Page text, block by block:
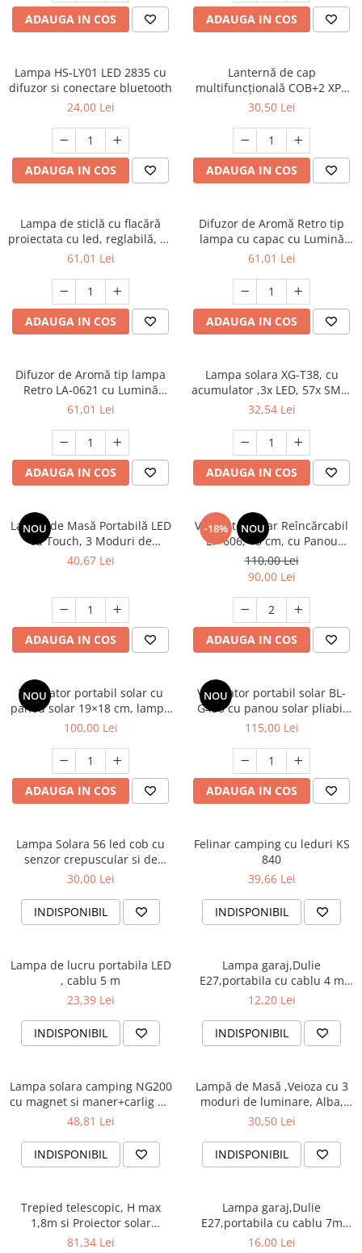
Lampi emergente
Spoturi led pe sina
Multimetru Digital
Prelungitoare/Derulatoare
Starter/Droser
Triplu Stecher
Întrerupătoare/Comutatoare
Ştechere/Stecher adaptor
Ţeavă PVC
ADAUGA IN COS ADAUGA IN COS
Lampa HS-LY01 LED 2835 cu
difuzor si conectare bluetooth
24,00 Lei
ADAUGA IN COS
Lanternă de cap
multifuncțională COB+2 XPE
cu senzor de miscare( de
30,50 Lei
ADAUGA IN COS
Lampa de sticlă cu flacără
proiectata cu led, reglabilă, cu
senzor de mișcare, control,
reincarcabilă pentru
dormitor, restaurant, cafenea,
lanternă de masă cu lumină
caldă
61,01 Lei
ADAUGA IN COS
Difuzor de Aromă Retro tip
lampa cu capac cu Lumină
61,01 Lei
ADAUGA IN COS
Difuzor de Aromă tip lampa
Retro LA-0621 cu Lumină
61,01 Lei
ADAUGA IN COS
Lampa solara XG-T38, cu
acumulator ,3x LED, 57x SMD,
6 led x RGB , functie de
32,54 Lei
ADAUGA IN COS
NOU
Lampă de Masă Portabilă LED
cu Touch, 3 Moduri de
Lumină, Reîncărcabilă USB
40,67 Lei
ADAUGA IN COS
-18% NOU
Ventilator Solar Reîncărcabil
EP-606, 15 cm, cu Panou
Solar, 2 Becuri LED Incluse,
Acumulator 3000 mAh, USB
Power Bank, Lumină de
Veghe, Încărcare Type-C,
engros
110,00 Lei
90,00 Lei
ADAUGA IN COS
NOU
Ventilator portabil solar cu
panou solar 19×18 cm, lampă
LED, ghirlandă LED 10 m
reîncărcabil, USB Type-C,
Power Bank, 3 viteze, timer
2/4h – PV-WJ016
100,00 Lei
ADAUGA IN COS
NOU
Ventilator portabil solar BL-
G450 cu panou solar pliabil
10W, 4 viteze, lumină albă și
digital, USB Type-C, Power
Bank, 4 acumulatori, pastilă
anti-țânțari inclusă
115,00 Lei
ADAUGA IN COS
Lampa Solara 56 led cob cu
senzor crepuscular si de
miscare
30,00 Lei
INDISPONIBIL
Felinar camping cu leduri KS
840
39,66 Lei
INDISPONIBIL
Lampa de lucru portabila LED
, cablu 5 m
23,39 Lei
INDISPONIBIL
Lampa garaj,Dulie
E27,portabila cu cablu 4 m
,220V
12,20 Lei
INDISPONIBIL
Lampa solara camping NG200
cu magnet si maner+carlig de
agatare
48,81 Lei
INDISPONIBIL
Lampă de Masă ,Veioza cu 3
moduri de luminare, Alba,
Lampă Portabilă Modernă cu
30,50 Lei
INDISPONIBIL
Trepied telescopic, H max
1,8m si Proiector solar
reincarcabil cu panou
81,34 Lei
Lampa garaj,Dulie
E27,portabila cu cablu 7m
,220V
16,00 Lei